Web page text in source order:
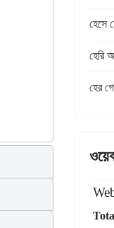
হেসে
হেরি
হের